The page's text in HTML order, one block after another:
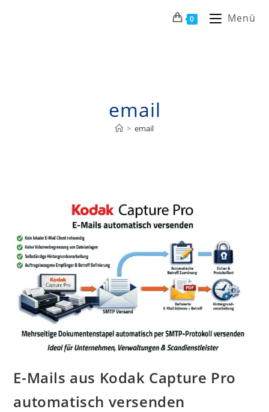
0 Menü
email
> email
E-Mails aus Kodak Capture Pro
automatisch versenden